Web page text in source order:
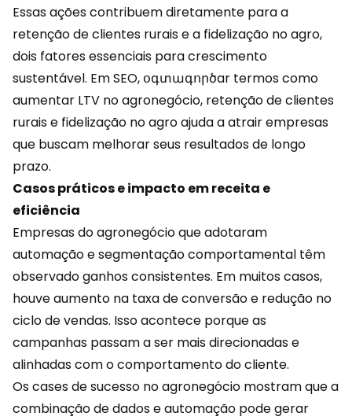
Essas ações contribuem diretamente para a
retenção de clientes rurais e a fidelização no agro,
dois fatores essenciais para crescimento
sustentável. Em SEO, օգտագործar termos como
aumentar LTV no agronegócio, retenção de clientes
rurais e fidelização no agro ajuda a atrair empresas
que buscam melhorar seus resultados de longo
prazo.
Casos práticos e impacto em receita e
eficiência
Empresas do agronegócio que adotaram
automação e segmentação comportamental têm
observado ganhos consistentes. Em muitos casos,
houve aumento na taxa de conversão e redução no
ciclo de vendas. Isso acontece porque as
campanhas passam a ser mais direcionadas e
alinhadas com o comportamento do cliente.
Os cases de sucesso noagronegócio mostram que a
combinação de dados e automação pode gerar